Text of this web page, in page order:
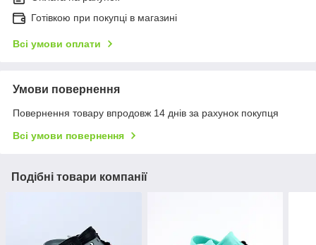
Готівкою при покупці в магазині
Всі умови оплати
Умови повернення
Повернення товару впродовж 14 днів за рахунок покупця
Всі умови повернення
Подібні товари компанії